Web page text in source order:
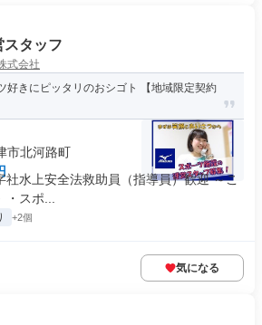
スタッフ
式会社
好きにピッタリのおシゴト 【地域限定契約
市北河路町
社水上安全法救助員（指導員）歓迎 ～こ
スポ...
+2個
気になる